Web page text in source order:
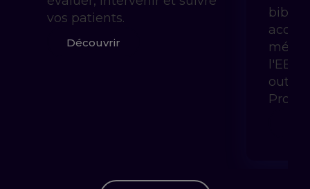
vos patients.
Découvrir
l'EBP
outils